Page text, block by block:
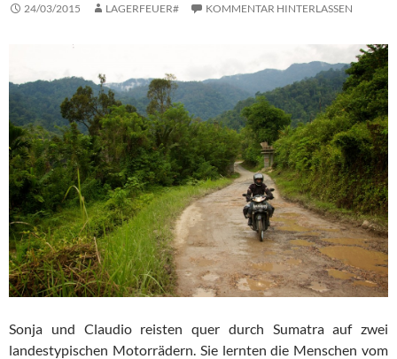
24/03/2015 LAGERFEUER# KOMMENTAR HINTERLASSEN
Sonja und Claudio reisten quer durch Sumatra auf zwei
landestypischen Motorrädern. Sie lernten die Menschen vom